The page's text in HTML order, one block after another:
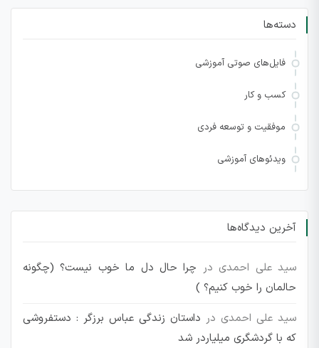
دسته‌ها
فایل‌های صوتی آموزشی
کسب و کار
موفقیت و توسعه فردی
ویدئوهای آموزشی
آخرین دیدگاه‌ها
سید علی احمدی در چرا حال دل ما خوب نیست؟ (چگونه
حالمان را خوب کنیم؟ )
سید علی احمدی در داستان زندگی عباس برزگر : دستفروشی
که با گردشگری میلیاردر شد